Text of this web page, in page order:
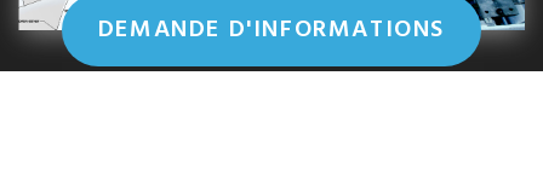
DEMANDE D'INFORMATIONS